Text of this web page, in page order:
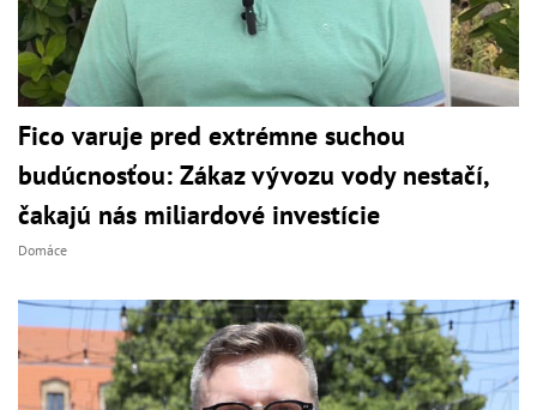
Fico varuje pred extrémne suchou
budúcnosťou: Zákaz vývozu vody nestačí,
čakajú nás miliardové investície
Domáce